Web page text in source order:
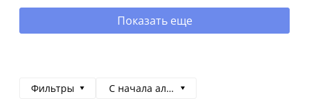
Показать еще
Фильтры С начала алфавита